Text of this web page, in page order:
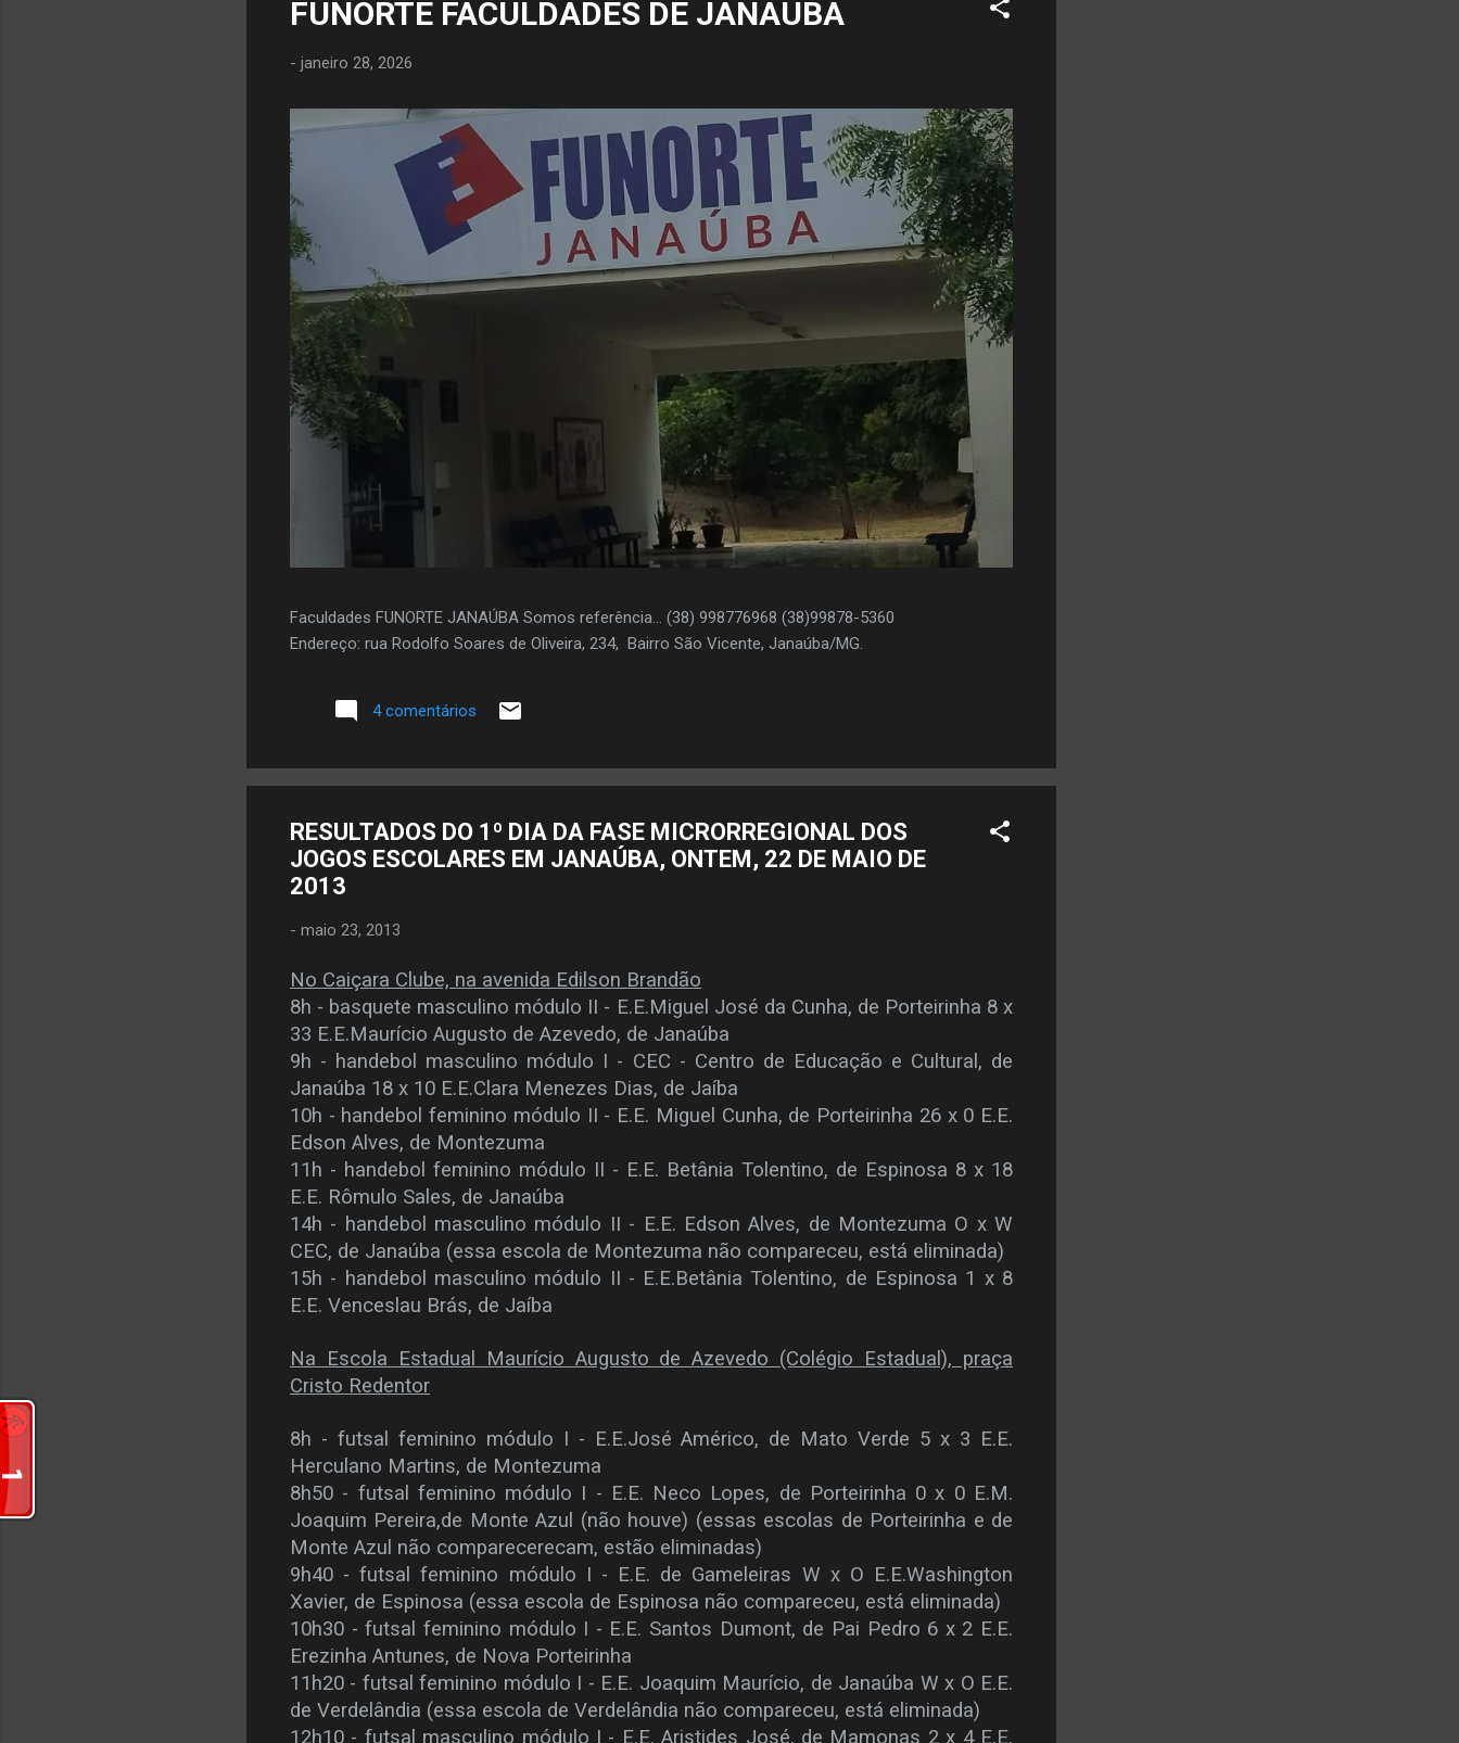
FUNORTE FACULDADES DE JANAÚBA
- janeiro 28, 2026
Faculdades FUNORTE JANAÚBA Somos referência... (38) 998776968 (38)99878-5360
Endereço: rua Rodolfo Soares de Oliveira, 234, Bairro São Vicente, Janaúba/MG.
4 comentários
RESULTADOS DO 1º DIA DA FASE MICRORREGIONAL DOS
JOGOS ESCOLARES EM JANAÚBA, ONTEM, 22 DE MAIO DE
2013
- maio 23, 2013
No Caiçara Clube, na avenida Edilson Brandão
8h - basquete masculino módulo II - E.E.Miguel José da Cunha, de Porteirinha 8 x
33 E.E.Maurício Augusto de Azevedo, de Janaúba
9h - handebol masculino módulo I - CEC - Centro de Educação e Cultural, de
Janaúba 18 x 10 E.E.Clara Menezes Dias, de Jaíba
10h - handebol feminino módulo II - E.E. Miguel Cunha, de Porteirinha 26 x 0 E.E.
Edson Alves, de Montezuma
11h - handebol feminino módulo II - E.E. Betânia Tolentino, de Espinosa 8 x 18
E.E. Rômulo Sales, de Janaúba
14h - handebol masculino módulo II - E.E. Edson Alves, de Montezuma O x W
CEC, de Janaúba (essa escola de Montezuma não compareceu, está eliminada)
15h - handebol masculino módulo II - E.E.Betânia Tolentino, de Espinosa 1 x 8
E.E. Venceslau Brás, de Jaíba
Na Escola Estadual Maurício Augusto de Azevedo (Colégio Estadual), praça
Cristo Redentor
8h - futsal feminino módulo I - E.E.José Américo, de Mato Verde 5 x 3 E.E.
Herculano Martins, de Montezuma
8h50 - futsal feminino módulo I - E.E. Neco Lopes, de Porteirinha 0 x 0 E.M.
Joaquim Pereira,de Monte Azul (não houve) (essas escolas de Porteirinha e de
Monte Azul não comparecerecam, estão eliminadas)
9h40 - futsal feminino módulo I - E.E. de Gameleiras W x O E.E.Washington
Xavier, de Espinosa (essa escola de Espinosa não compareceu, está eliminada)
10h30 - futsal feminino módulo I - E.E. Santos Dumont, de Pai Pedro 6 x 2 E.E.
Erezinha Antunes, de Nova Porteirinha
11h20 - futsal feminino módulo I - E.E. Joaquim Maurício, de Janaúba W x O E.E.
de Verdelândia (essa escola de Verdelândia não compareceu, está eliminada)
12h10 - futsal masculino módulo I - E.E. Aristides José, de Mamonas 2 x 4 E.E.